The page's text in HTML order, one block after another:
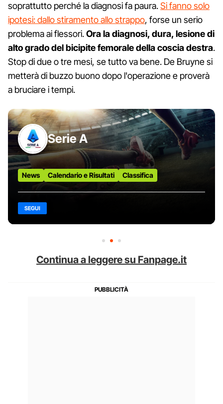
soprattutto perché la diagnosi fa paura.Si fanno solo
ipotesi: dallo stiramento allo strappo, forse un serio
problema ai flessori.Ora la diagnosi, dura, lesione di
alto grado del bicipite femorale della coscia destra.
Stop di due o tre mesi, se tutto va bene. De Bruyne si
metterà di buzzo buono dopo l'operazione e proverà
a bruciare i tempi.
Serie A
News Calendario e Risultati Classifica
SEGUI
Continua a leggere su Fanpage.it